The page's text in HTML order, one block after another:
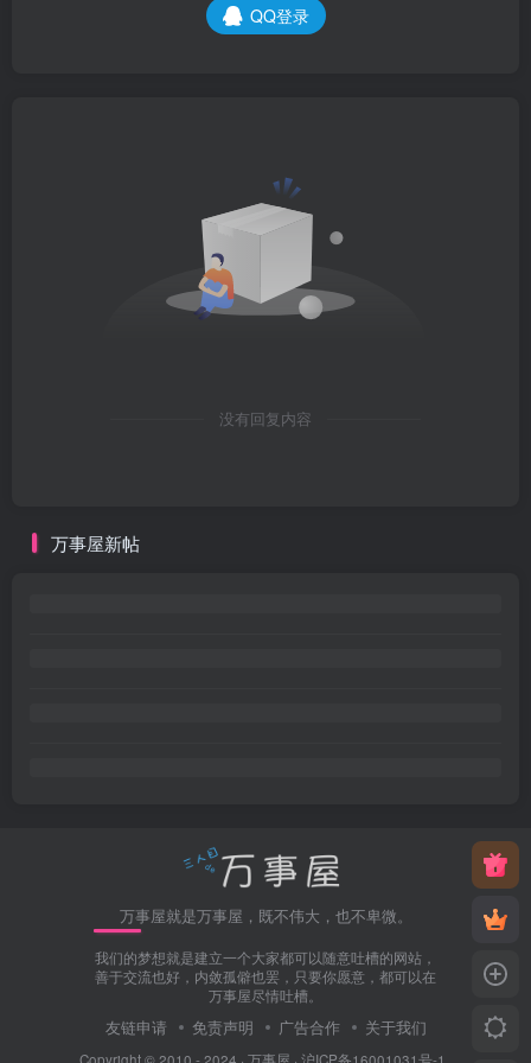
QQ登录
没有回复内容
万事屋新帖
万事屋就是万事屋，既不伟大，也不卑微。
我们的梦想就是建立一个大家都可以随意吐槽的网站，
善于交流也好，内敛孤僻也罢，只要你愿意，都可以在
万事屋尽情吐槽。
友链申请 免责声明 广告合作 关于我们